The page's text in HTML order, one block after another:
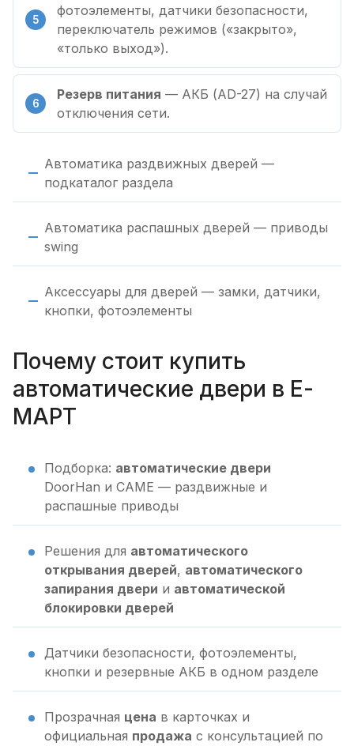
фотоэлементы, датчики безопасности,
переключатель режимов («закрыто»,
«только выход»).
Резерв питания — АКБ (AD-27) на случай
отключения сети.
Автоматика раздвижных дверей —
подкаталог раздела
Автоматика распашных дверей — приводы
swing
Аксессуары для дверей — замки, датчики,
кнопки, фотоэлементы
Почему стоит купить
автоматические двери в Е-
МАРТ
Подборка: автоматические двери
DoorHan и CAME — раздвижные и
распашные приводы
Решения для автоматического
открывания дверей, автоматического
запирания двери и автоматической
блокировки дверей
Датчики безопасности, фотоэлементы,
кнопки и резервные АКБ в одном разделе
Прозрачная цена в карточках и
официальная продажа с консультацией по